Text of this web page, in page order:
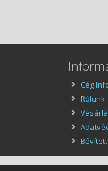
Cég
Rólunk